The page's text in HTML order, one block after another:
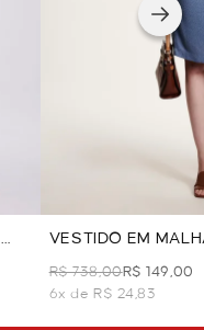
VESTIDO EM
R$ 738,00R$ 149,00
6x de R$ 24,83